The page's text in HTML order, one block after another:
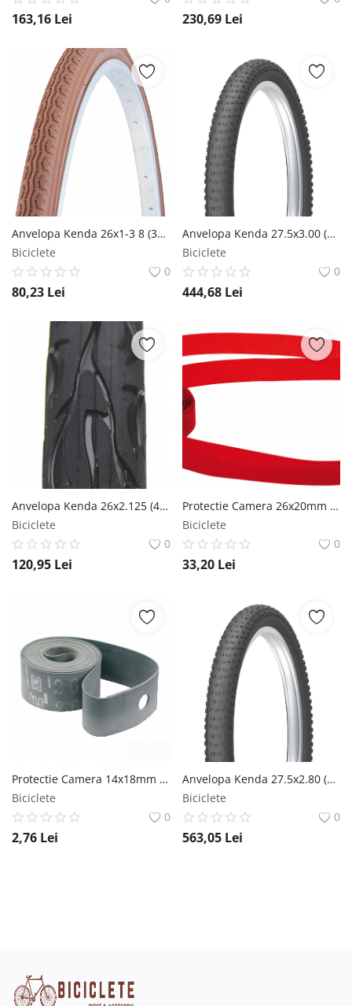
163,16 Lei 230,69 Lei
Anvelopa Kenda 26x1-3 8 (37-590) K199 Strada Maro Kenda
Biciclete
0
80,23 Lei
Anvelopa Kenda 27.5x3.00 (74-584) Havok DTC TR 120TPI Kenda
Biciclete
0
444,68 Lei
Anvelopa Kenda 26x2.125 (47-559) Flame SRC 30Tpi Negru Kenda
Biciclete
0
120,95 Lei
Protectie Camera 26x20mm 2Buc Rigid Culoare Rosie RMS
Biciclete
0
33,20 Lei
Protectie Camera 14x18mm Standard Culoare Gri RMS
Biciclete
0
2,76 Lei
Anvelopa Kenda 27.5x2.80 (71-584) Havok DTC EMC 120TPI Kenda
Biciclete
0
563,05 Lei